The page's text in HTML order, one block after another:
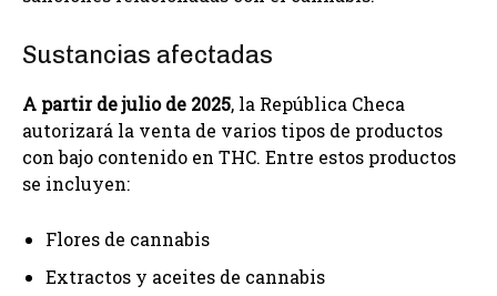
Sustancias afectadas
A partir de julio de 2025, la República Checa
autorizará la venta de varios tipos de productos
con bajo contenido en THC. Entre estos productos
se incluyen:
Flores de cannabis
Extractos y aceites de cannabis